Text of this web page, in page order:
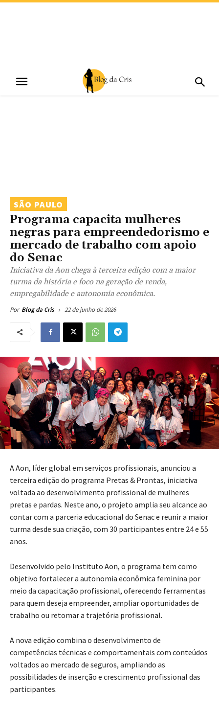
SÃO PAULO
Programa capacita mulheres
negras para empreendedorismo e
mercado de trabalho com apoio
do Senac
Iniciativa da Aon chega à terceira edição com a maior
turma da história e foco na geração de renda,
empregabilidade e autonomia econômica.
Por Blog da Cris 22 de junho de 2026
A Aon, líder global em serviços profissionais, anunciou a
terceira edição do programa Pretas & Prontas, iniciativa
voltada ao desenvolvimento profissional de mulheres
pretas e pardas. Neste ano, o projeto amplia seu alcance ao
contar com a parceria educacional do Senac e reunir a maior
turma desde sua criação, com 30 participantes entre 24 e 55
anos.
Desenvolvido pelo Instituto Aon, o programa tem como
objetivo fortalecer a autonomia econômica feminina por
meio da capacitação profissional, oferecendo ferramentas
para quem deseja empreender, ampliar oportunidades de
trabalho ou retomar a trajetória profissional.
A nova edição combina o desenvolvimento de
competências técnicas e comportamentais com conteúdos
voltados ao mercado de seguros, ampliando as
possibilidades de inserção e crescimento profissional das
participantes.